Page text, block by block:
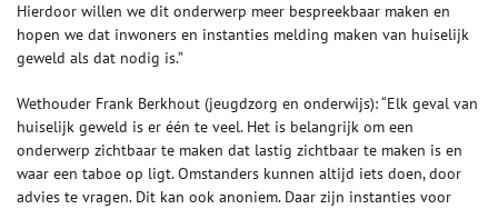
Hierdoor willen we dit onderwerp meer bespreekbaar maken en
hopen we dat inwoners en instanties melding maken van huiselijk
geweld als dat nodig is.”
Wethouder Frank Berkhout (jeugdzorg en onderwijs): “Elk geval van
huiselijk geweld is er één te veel. Het is belangrijk om een
onderwerp zichtbaar te maken dat lastig zichtbaar te maken is en
waar een taboe op ligt. Omstanders kunnen altijd iets doen, door
advies te vragen. Dit kan ook anoniem. Daar zijn instanties voor